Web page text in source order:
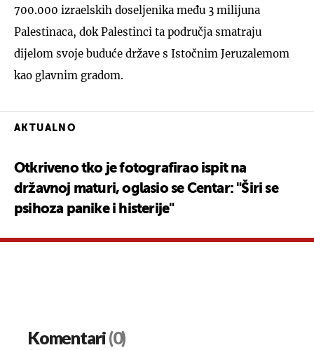
700.000 izraelskih doseljenika među 3 milijuna
Palestinaca, dok Palestinci ta područja smatraju
dijelom svoje buduće države s Istočnim Jeruzalemom
kao glavnim gradom.
AKTUALNO
Otkriveno tko je fotografirao ispit na
državnoj maturi, oglasio se Centar: "Širi se
psihoza panike i histerije"
Komentari(0)